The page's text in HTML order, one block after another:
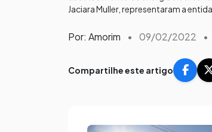
Jaciara Muller, representaram a
Por: Amorim • 09/02/2022 •
Compartilhe este artigo